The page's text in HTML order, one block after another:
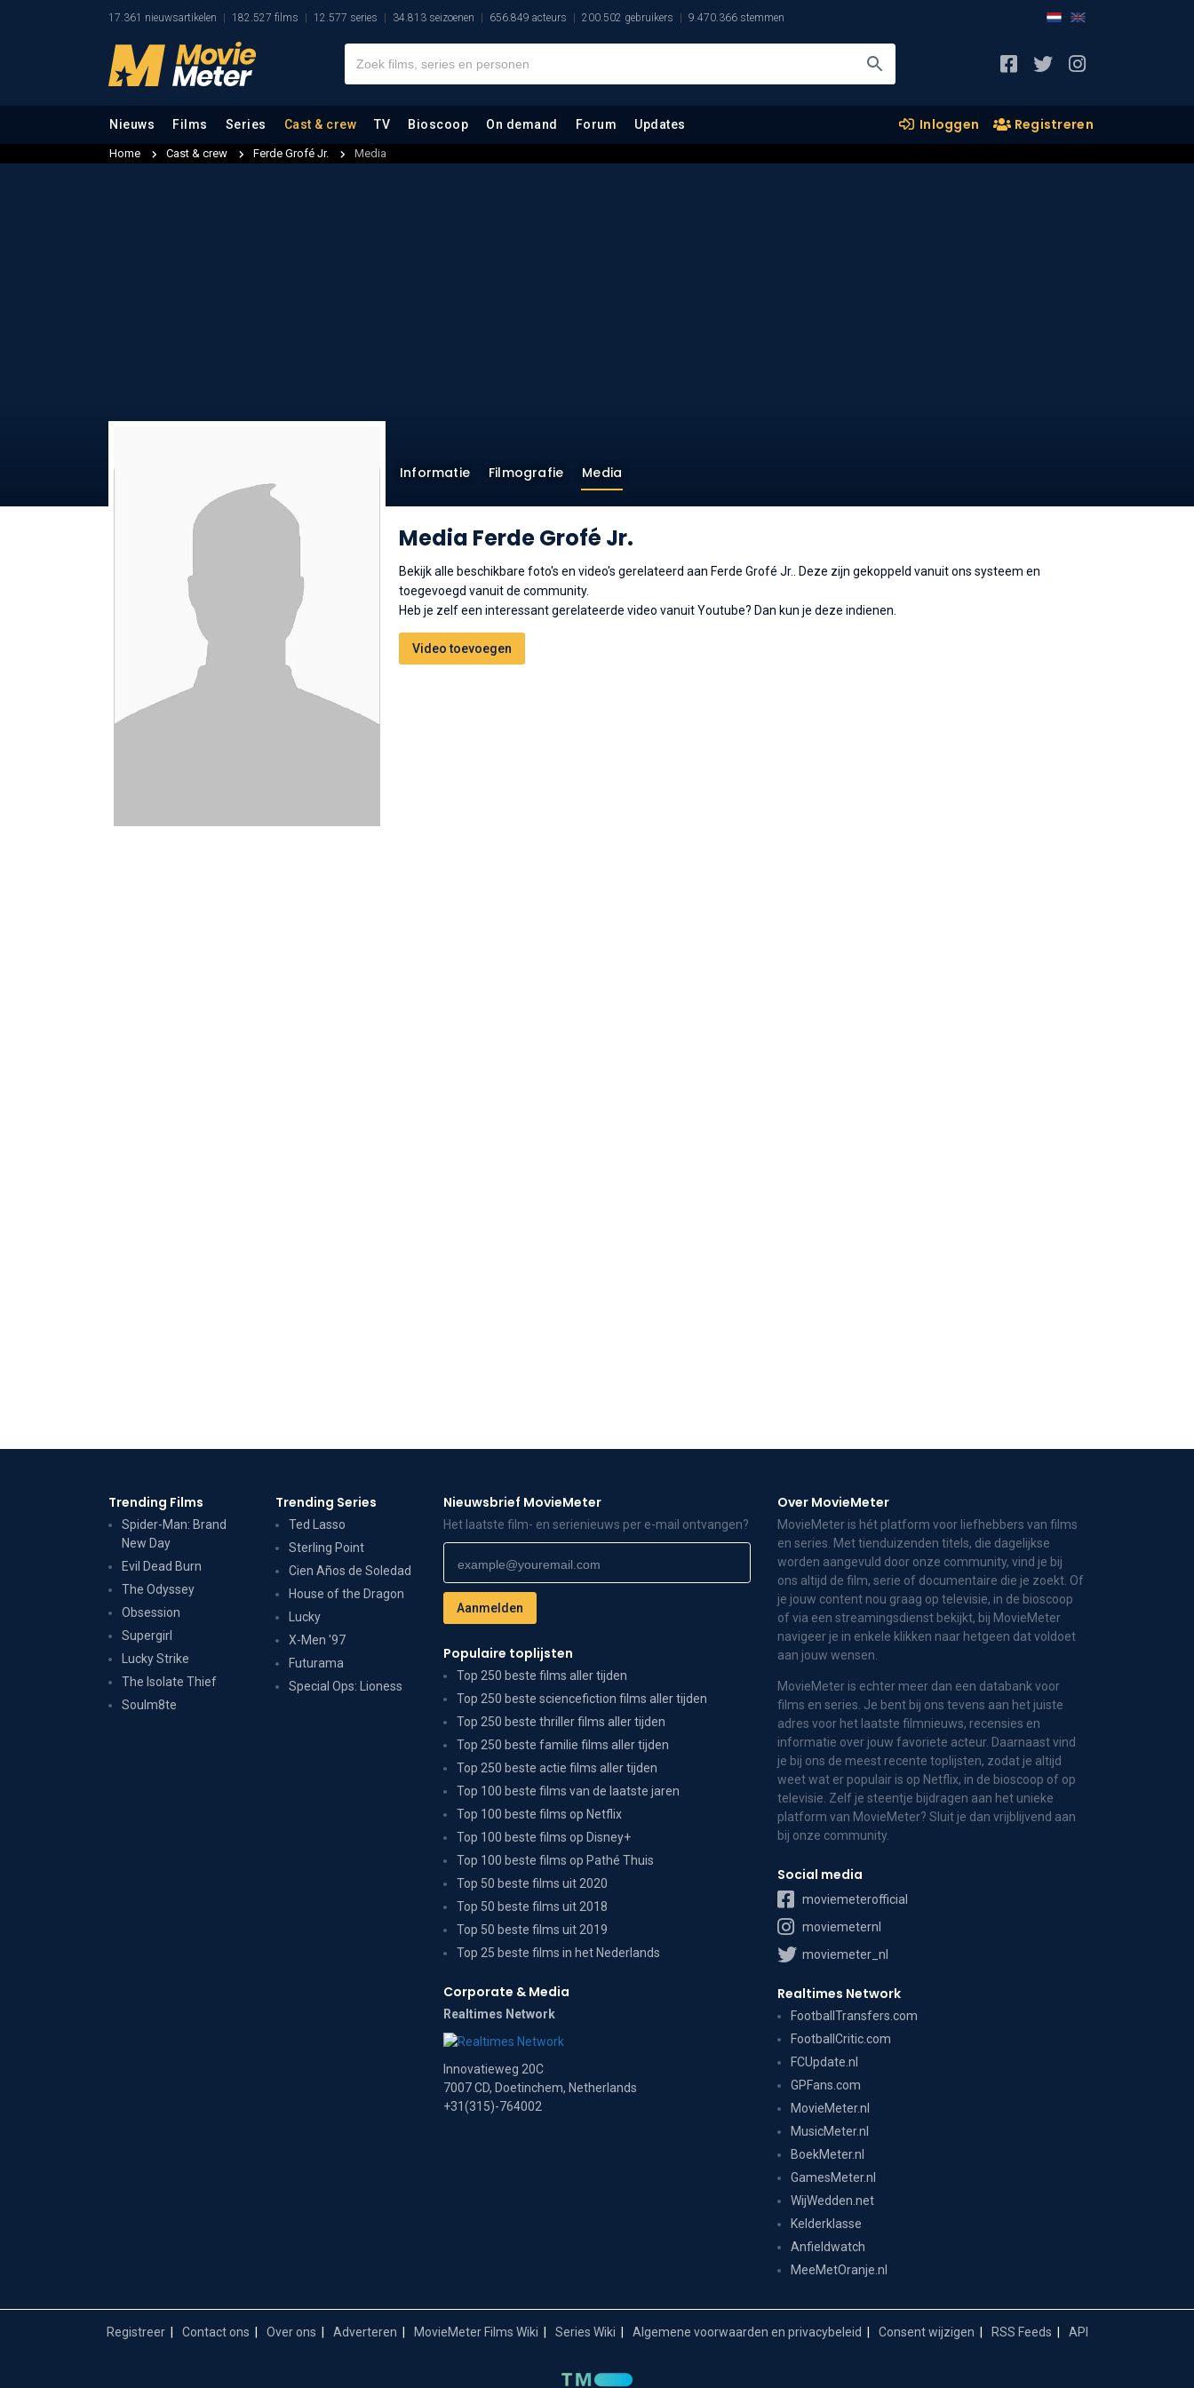
17.361 nieuwsartikelen 182.527 films 12.577 series 34.813 seizoenen 656.849 acteurs 200.502 gebruikers 9.470.366 stemmen
Nieuws Films Series Cast & crew TV Bioscoop On demand Forum Updates Inloggen Registreren
Home Cast & crew Ferde Grofé Jr. Media
Informatie Filmografie Media
Media Ferde Grofé Jr.
Bekijk alle beschikbare foto's en video's gerelateerd aan Ferde Grofé Jr.. Deze zijn gekoppeld vanuit ons systeem en
toegevoegd vanuit de community.
Heb je zelf een interessant gerelateerde video vanuit Youtube? Dan kun je deze indienen.
Video toevoegen
Trending Films
Spider-Man: Brand
New Day
Evil Dead Burn
The Odyssey
Obsession
Supergirl
Lucky Strike
The Isolate Thief
Soulm8te
Trending Series
Ted Lasso
Sterling Point
Cien Años de Soledad
House of the Dragon
Lucky
X-Men '97
Futurama
Special Ops: Lioness
Nieuwsbrief MovieMeter
Het laatste film- en serienieuws per e-mail ontvangen?
Populaire toplijsten
Top 250 beste films aller tijden
Top 250 beste sciencefiction films aller tijden
Top 250 beste thriller films aller tijden
Top 250 beste familie films aller tijden
Top 250 beste actie films aller tijden
Top 100 beste films van de laatste jaren
Top 100 beste films op Netflix
Top 100 beste films op Disney+
Top 100 beste films op Pathé Thuis
Top 50 beste films uit 2020
Top 50 beste films uit 2018
Top 50 beste films uit 2019
Top 25 beste films in het Nederlands
Corporate & Media
Realtimes Network
Innovatieweg 20C
7007 CD, Doetinchem, Netherlands
+31(315)-764002
Over MovieMeter
MovieMeter is hét platform voor liefhebbers van films
en series. Met tienduizenden titels, die dagelijkse
worden aangevuld door onze community, vind je bij
ons altijd de film, serie of documentaire die je zoekt. Of
je jouw content nou graag op televisie, in de bioscoop
of via een streamingsdienst bekijkt, bij MovieMeter
navigeer je in enkele klikken naar hetgeen dat voldoet
aan jouw wensen.
MovieMeter is echter meer dan een databank voor
films en series. Je bent bij ons tevens aan het juiste
adres voor het laatste filmnieuws, recensies en
informatie over jouw favoriete acteur. Daarnaast vind
je bij ons de meest recente toplijsten, zodat je altijd
weet wat er populair is op Netflix, in de bioscoop of op
televisie. Zelf je steentje bijdragen aan het unieke
platform van MovieMeter? Sluit je dan vrijblijvend aan
bij onze community.
Social media
moviemeterofficial
moviemeternl
moviemeter_nl
Realtimes Network
FootballTransfers.com
FootballCritic.com
FCUpdate.nl
GPFans.com
MovieMeter.nl
MusicMeter.nl
BoekMeter.nl
GamesMeter.nl
WijWedden.net
Kelderklasse
Anfieldwatch
MeeMetOranje.nl
Registreer Contact ons Over ons Adverteren MovieMeter Films Wiki Series Wiki Algemene voorwaarden en privacybeleid Consent wijzigen RSS Feeds API